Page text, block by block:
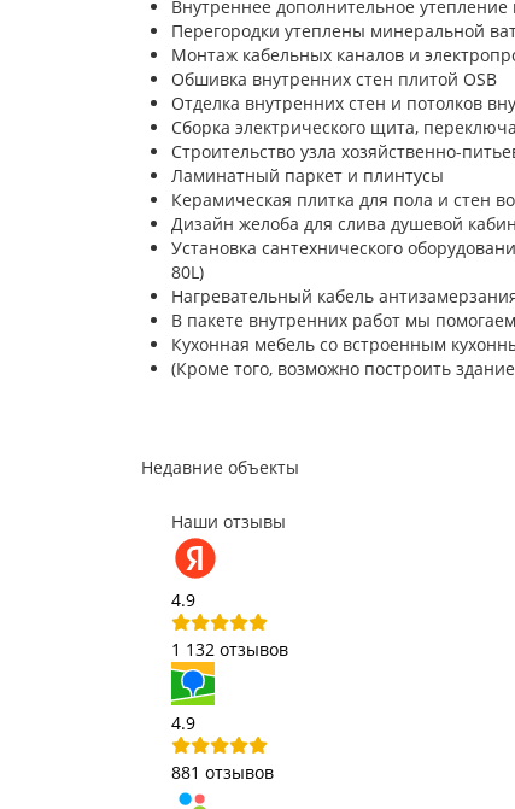
Внутреннее дополнительное
Перегородки утеплены минеральной
Монтаж кабельных каналов и
Обшивка внутренних стен плитой OSB
Отделка внутренних стен и потолков
Сборка электрического щита,
Строительство узла хозяйственно-
Ламинатный паркет и плинтусы
Керамическая плитка для пола и стен
Дизайн желоба для слива душевой
Установка сантехнического
80L)
Нагревательный кабель
В пакете внутренних работ мы
Кухонная мебель со встроенным
(Кроме того, возможно построить
Недавние объекты
Наши отзывы
4.9
1 132 отзывов
4.9
881 отзывов